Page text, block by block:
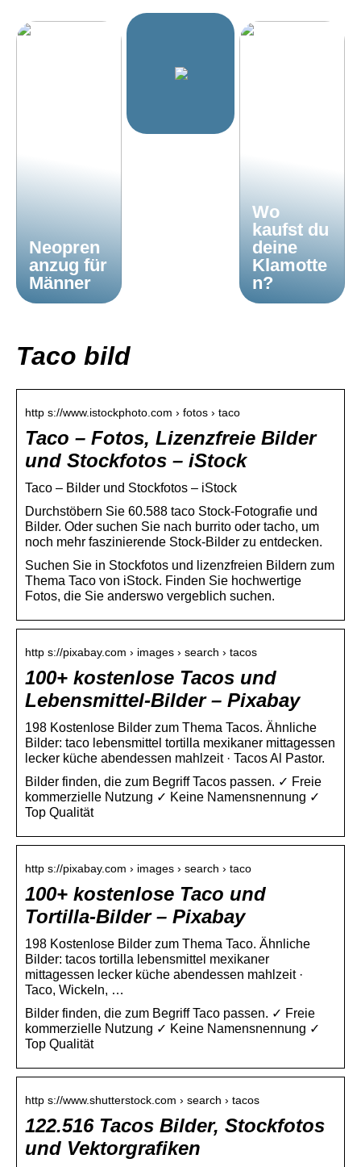
Neopren
anzug für
Männer
Wo
kaufst du
deine
Klamotte
n?
Taco bild
http s://www.istockphoto.com › fotos › taco
Taco – Fotos, Lizenzfreie Bilder
und Stockfotos – iStock
Taco – Bilder und Stockfotos – iStock
Durchstöbern Sie 60.588 taco Stock-Fotografie und
Bilder. Oder suchen Sie nach burrito oder tacho, um
noch mehr faszinierende Stock-Bilder zu entdecken.
Suchen Sie in Stockfotos und lizenzfreien Bildern zum
Thema Taco von iStock. Finden Sie hochwertige
Fotos, die Sie anderswo vergeblich suchen.
http s://pixabay.com › images › search › tacos
100+ kostenlose Tacos und
Lebensmittel-Bilder – Pixabay
198 Kostenlose Bilder zum Thema Tacos. Ähnliche
Bilder: taco lebensmittel tortilla mexikaner mittagessen
lecker küche abendessen mahlzeit · Tacos Al Pastor.
Bilder finden, die zum Begriff Tacos passen. ✓ Freie
kommerzielle Nutzung ✓ Keine Namensnennung ✓
Top Qualität
http s://pixabay.com › images › search › taco
100+ kostenlose Taco und
Tortilla-Bilder – Pixabay
198 Kostenlose Bilder zum Thema Taco. Ähnliche
Bilder: tacos tortilla lebensmittel mexikaner
mittagessen lecker küche abendessen mahlzeit ·
Taco, Wickeln, …
Bilder finden, die zum Begriff Taco passen. ✓ Freie
kommerzielle Nutzung ✓ Keine Namensnennung ✓
Top Qualität
http s://www.shutterstock.com › search › tacos
122.516 Tacos Bilder, Stockfotos
und Vektorgrafiken